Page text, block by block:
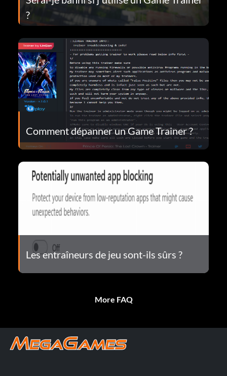
?
Comment dépanner un Game Trainer ?
Les entraîneurs de jeu sont-ils sûrs ?
More FAQ